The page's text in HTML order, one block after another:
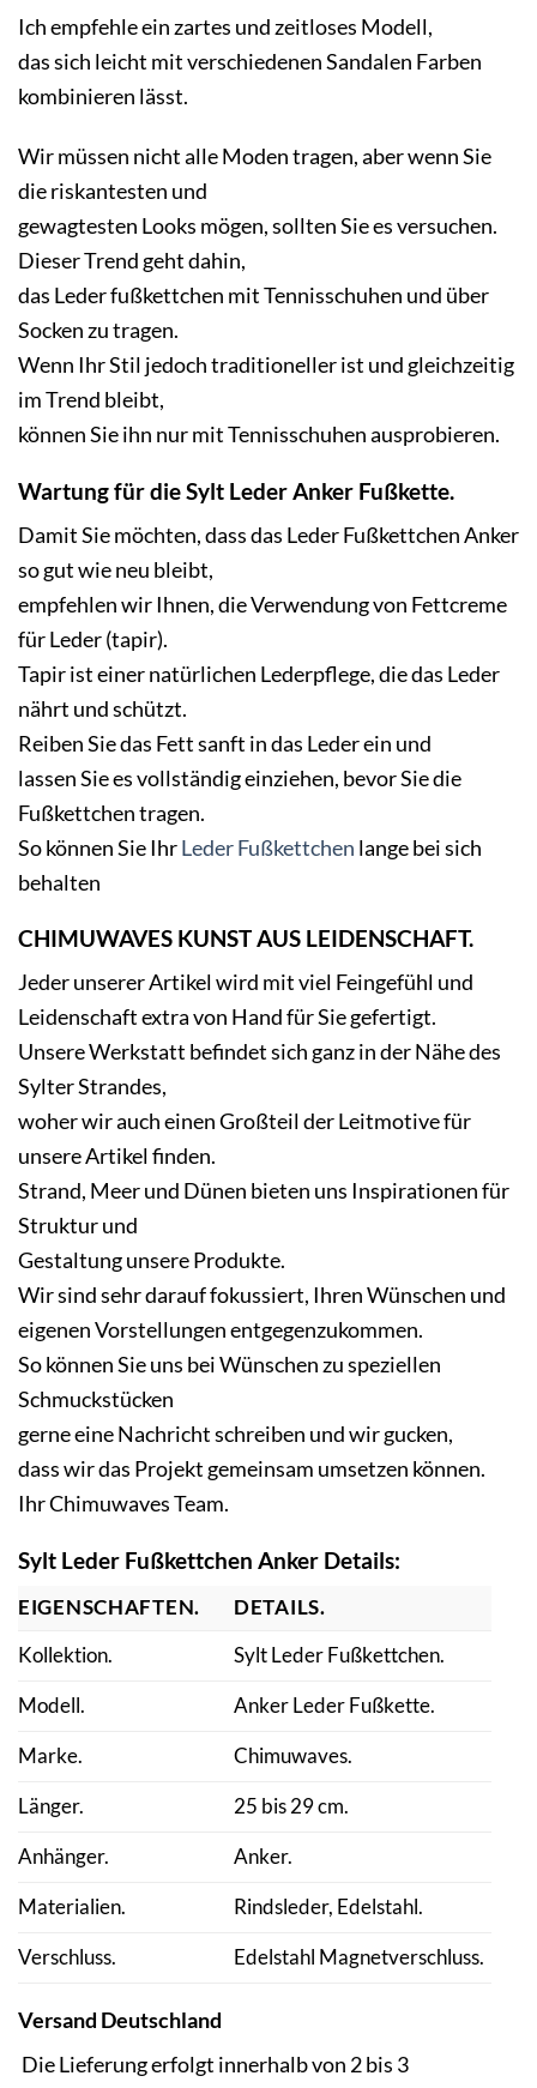
Ich empfehle ein zartes und zeitloses Modell,
das sich leicht mit verschiedenen Sandalen Farben
kombinieren lässt.
Wir müssen nicht alle Moden tragen, aber wenn Sie
die riskantesten und
gewagtesten Looks mögen, sollten Sie es versuchen.
Dieser Trend geht dahin,
das Leder fußkettchen mit Tennisschuhen und über
Socken zu tragen.
Wenn Ihr Stil jedoch traditioneller ist und gleichzeitig
im Trend bleibt,
können Sie ihn nur mit Tennisschuhen ausprobieren.
Wartung für die Sylt Leder Anker Fußkette.
Damit Sie möchten, dass das Leder Fußkettchen Anker
so gut wie neu bleibt,
empfehlen wir Ihnen, die Verwendung von Fettcreme
für Leder (tapir).
Tapir ist einer natürlichen Lederpflege, die das Leder
nährt und schützt.
Reiben Sie das Fett sanft in das Leder ein und
lassen Sie es vollständig einziehen, bevor Sie die
Fußkettchen tragen.
So können Sie IhrLeder Fußkettchen lange bei sich
behalten
CHIMUWAVES KUNST AUS LEIDENSCHAFT.
Jeder unserer Artikel wird mit viel Feingefühl und
Leidenschaft extra von Hand für Sie gefertigt.
Unsere Werkstatt befindet sich ganz in der Nähe des
Sylter Strandes,
woher wir auch einen Großteil der Leitmotive für
unsere Artikel finden.
Strand, Meer und Dünen bieten uns Inspirationen für
Struktur und
Gestaltung unsere Produkte.
Wir sind sehr darauf fokussiert, Ihren Wünschen und
eigenen Vorstellungen entgegenzukommen.
So können Sie uns bei Wünschen zu speziellen
Schmuckstücken
gerne eine Nachricht schreiben und wir gucken,
dass wir das Projekt gemeinsam umsetzen können.
Ihr Chimuwaves Team.
Sylt Leder Fußkettchen Anker Details:
EIGENSCHAFTEN.
DETAILS.
Kollektion.
Sylt Leder Fußkettchen.
Modell. Anker Leder Fußkette.
Marke. Chimuwaves.
Länger. 25 bis 29 cm.
Anhänger. Anker.
Materialien. Rindsleder, Edelstahl.
Verschluss. Edelstahl Magnetverschluss.
Versand Deutschland
Die Lieferung erfolgt innerhalb von 2 bis 3